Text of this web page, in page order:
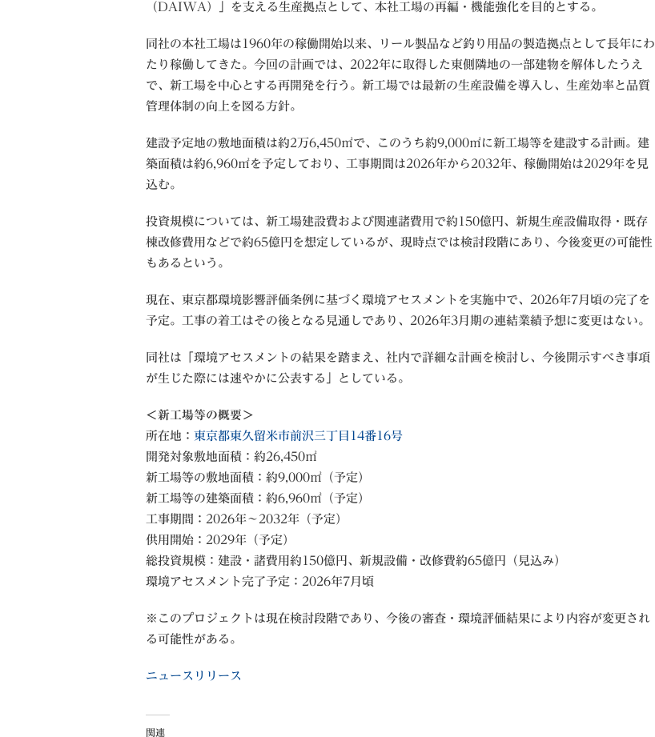
（DAIWA）」を支える生産拠点として、本社工場の再編・機能強化を目的とする。
同社の本社工場は1960年の稼働開始以来、リール製品など釣り用品の製造拠点として長年にわ
たり稼働してきた。今回の計画では、2022年に取得した東側隣地の一部建物を解体したうえ
で、新工場を中心とする再開発を行う。新工場では最新の生産設備を導入し、生産効率と品質
管理体制の向上を図る方針。
建設予定地の敷地面積は約2万6,450㎡で、このうち約9,000㎡に新工場等を建設する計画。建
築面積は約6,960㎡を予定しており、工事期間は2026年から2032年、稼働開始は2029年を見
込む。
投資規模については、新工場建設費および関連諸費用で約150億円、新規生産設備取得・既存
棟改修費用などで約65億円を想定しているが、現時点では検討段階にあり、今後変更の可能性
もあるという。
現在、東京都環境影響評価条例に基づく環境アセスメントを実施中で、2026年7月頃の完了を
予定。工事の着工はその後となる見通しであり、2026年3月期の連結業績予想に変更はない。
同社は「環境アセスメントの結果を踏まえ、社内で詳細な計画を検討し、今後開示すべき事項
が生じた際には速やかに公表する」としている。
＜新工場等の概要＞
所在地： 東京都東久留米市前沢三丁目14番16号
開発対象敷地面積：約26,450㎡
新工場等の敷地面積：約9,000㎡（予定）
新工場等の建築面積：約6,960㎡（予定）
工事期間：2026年～2032年（予定）
供用開始：2029年（予定）
総投資規模：建設・諸費用約150億円、新規設備・改修費約65億円（見込み）
環境アセスメント完了予定：2026年7月頃
※このプロジェクトは現在検討段階であり、今後の審査・環境評価結果により内容が変更され
る可能性がある。
ニュースリリース
関連